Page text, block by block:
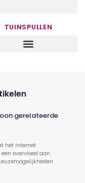
TUINSPULLEN
gerelateerde
het internet
overvloed aan